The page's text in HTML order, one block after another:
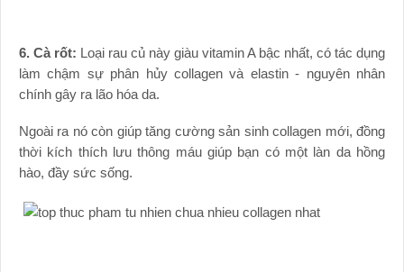
6. Cà rốt: Loại rau củ này giàu vitamin A bậc nhất, có tác dụng
làm chậm sự phân hủy collagen và elastin - nguyên nhân
chính gây ra lão hóa da.
Ngoài ra nó còn giúp tăng cường sản sinh collagen mới, đồng
thời kích thích lưu thông máu giúp bạn có một làn da hồng
hào, đầy sức sống.